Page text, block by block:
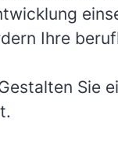
Ihre
Sie